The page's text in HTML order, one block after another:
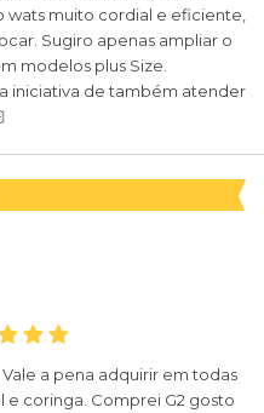
wats muito cordial e eficiente,
Sugiro apenas ampliar o
modelos plus Size.
iniciativa de também atender
a pena adquirir em todas
e coringa. Comprei G2 gosto